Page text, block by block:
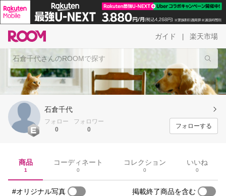
ガイド 楽天市場
石倉千代
フォロー
0
フォロワー
0
フォローする
商品
1
コーディネート
0
コレクション
0
いいね
0
#オリジナル写真 掲載終了商品を含む